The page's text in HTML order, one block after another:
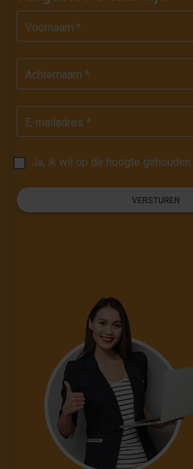
Voornaam *
Achternaam *
E-mailadres *
Ja, ik wil op de hoogte
VERSTUREN